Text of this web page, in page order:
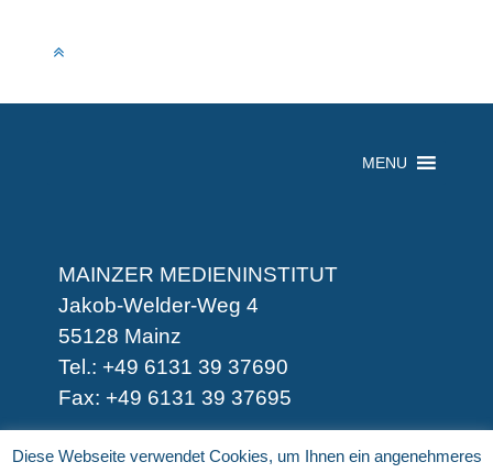
MENU
MAINZER MEDIENINSTITUT
Jakob-Welder-Weg 4
55128 Mainz
Tel.: +49 6131 39 37690
Fax: +49 6131 39 37695
-
Diese Webseite verwendet Cookies, um Ihnen ein angenehmeres